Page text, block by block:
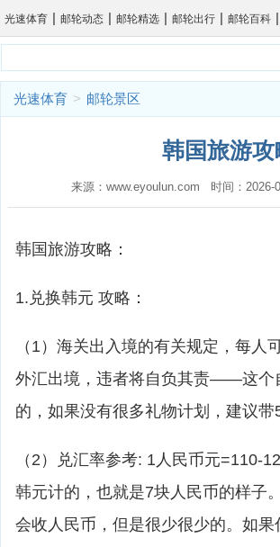
光速体育 | 邮轮动态 | 邮轮精选 | 邮轮出行 | 邮轮百科 |
光速体育 > 邮轮景区
韩国旅游
来源：www.eyoulun.com 时间：
韩国旅游攻略：
1.兑换韩元 攻略：
（1）海关出入境的有关规定，每
外汇出境，违者将自负其责——这个
的，如果没有很多礼物计划，建议
（2）兑汇率参考: 1人民币元=110-
韩元计的，也就是7块人民币的样子
会收人民币，但是很少很少的。如